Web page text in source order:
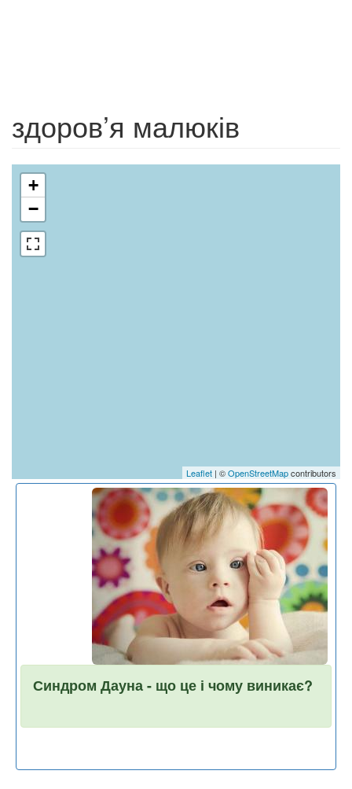
здоров’я малюків
+
−
Leaflet | ©OpenStreetMapcontributors
Синдром Дауна - що це і чому виникає?